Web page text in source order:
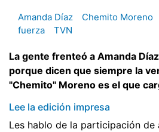
Amanda Díaz Chemito Moreno
fuerza
TVN
La gente frenteó a Amanda
porque dicen que siempre la
"Chemito" Moreno es el que
Lee la edición impresa
Les hablo de la participación de